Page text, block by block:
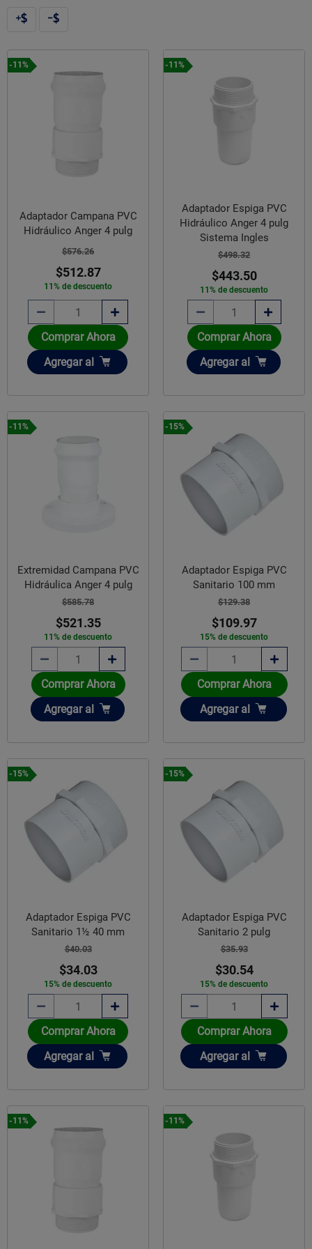
-11%
Adaptador Campana PVC
Hidráulico Anger 4 pulg
$576.26
$512.87
11% de descuento
Comprar Ahora
Añadir
Agregar al
-11%
Adaptador Espiga PVC
Hidráulico Anger 4 pulg
Sistema Ingles
$498.32
$443.50
11% de descuento
Comprar Ahora
Añadir
Agregar al
-11%
Extremidad Campana PVC
Hidráulica Anger 4 pulg
$585.78
$521.35
11% de descuento
Comprar Ahora
Añadir
Agregar al
-15%
Adaptador Espiga PVC
Sanitario 100 mm
$129.38
$109.97
15% de descuento
Comprar Ahora
Añadir
Agregar al
-15%
Adaptador Espiga PVC
Sanitario 1½ 40 mm
$40.03
$34.03
15% de descuento
Comprar Ahora
Añadir
Agregar al
-15%
Adaptador Espiga PVC
Sanitario 2 pulg
$35.93
$30.54
15% de descuento
Comprar Ahora
Añadir
Agregar al
-11% -11%